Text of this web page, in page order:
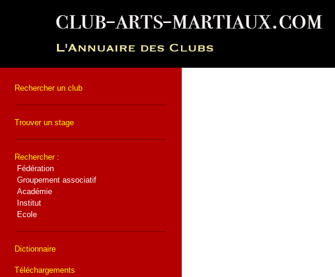
Rechercher un club
Trouver un stage
Rechercher :
Fédération
Groupement associatif
Académie
Institut
Ecole
Dictionnaire
Téléchargements